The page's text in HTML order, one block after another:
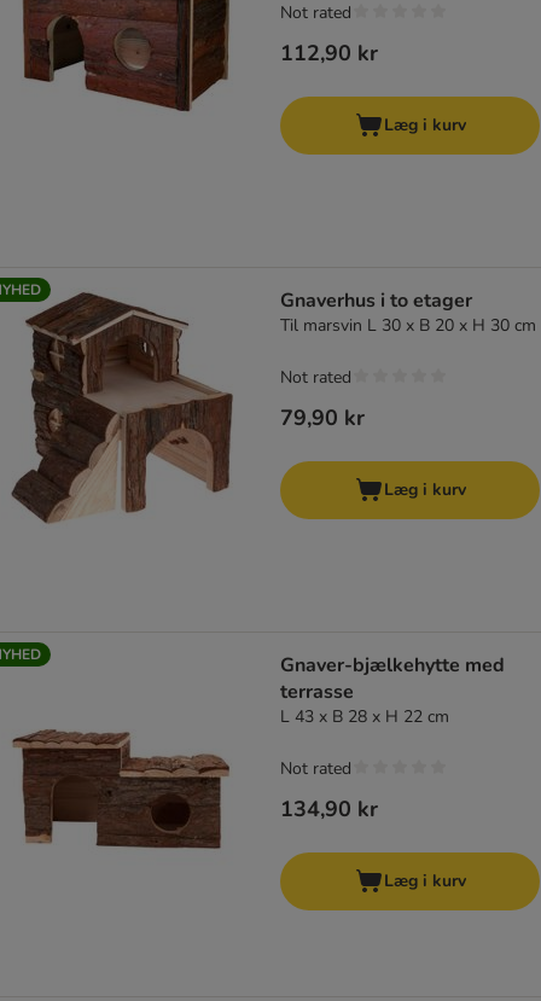
112,90 kr
Not rated
Læg i kurv
Gnaverhus i to etager
Til marsvin L 30 x B 20 x H 30 cm
79,90 kr
Not rated
Læg i kurv
Gnaver-bjælkehytte med
terrasse
L 43 x B 28 x H 22 cm
134,90 kr
Not rated
Læg i kurv